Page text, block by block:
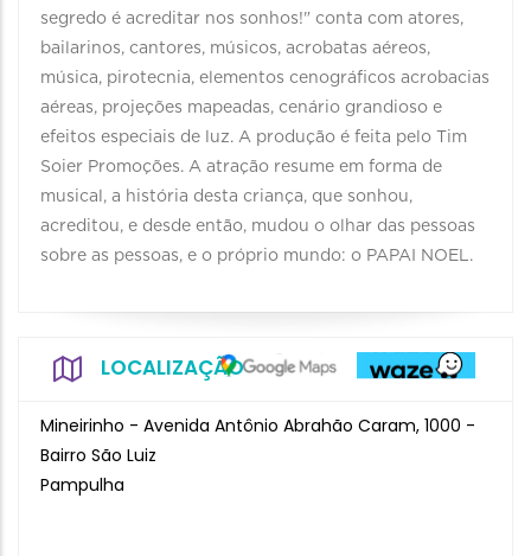
segredo é acreditar nos sonhos!" conta com atores,
bailarinos, cantores, músicos, acrobatas aéreos,
música, pirotecnia, elementos cenográficos acrobacias
aéreas, projeções mapeadas, cenário grandioso e
efeitos especiais de luz. A produção é feita pelo Tim
Soier Promoções. A atração resume em forma de
musical, a história desta criança, que sonhou,
acreditou, e desde então, mudou o olhar das pessoas
sobre as pessoas, e o próprio mundo: o PAPAI NOEL.
LOCALIZAÇÃO
Mineirinho - Avenida Antônio Abrahão Caram, 1000 -
Bairro São Luiz
Pampulha